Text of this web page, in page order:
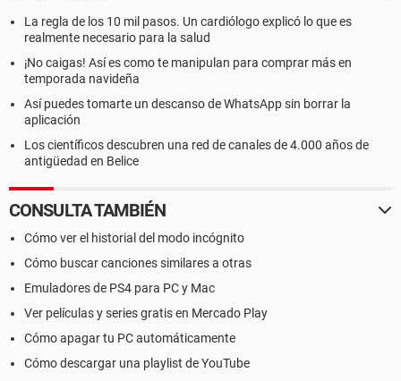
La regla de los 10 mil pasos. Un cardiólogo explicó lo que es
realmente necesario para la salud
¡No caigas! Así es como te manipulan para comprar más en
temporada navideña
Así puedes tomarte un descanso de WhatsApp sin borrar la
aplicación
Los científicos descubren una red de canales de 4.000 años de
antigüedad en Belice
CONSULTA TAMBIÉN
Cómo ver el historial del modo incógnito
Cómo buscar canciones similares a otras
Emuladores de PS4 para PC y Mac
Ver películas y series gratis en Mercado Play
Cómo apagar tu PC automáticamente
Cómo descargar una playlist de YouTube